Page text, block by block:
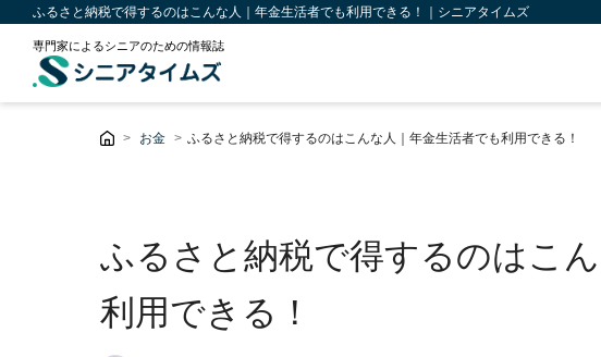
ふるさと納税で得するのはこんな人｜年金生活者でも利用できる！｜シニアタイムズ
専門家によるシニアのための情報誌
お金 ふるさと納税で得するのはこんな人｜年金生活者でも利用できる！
ふるさと納税で得するのはこ
利用できる！